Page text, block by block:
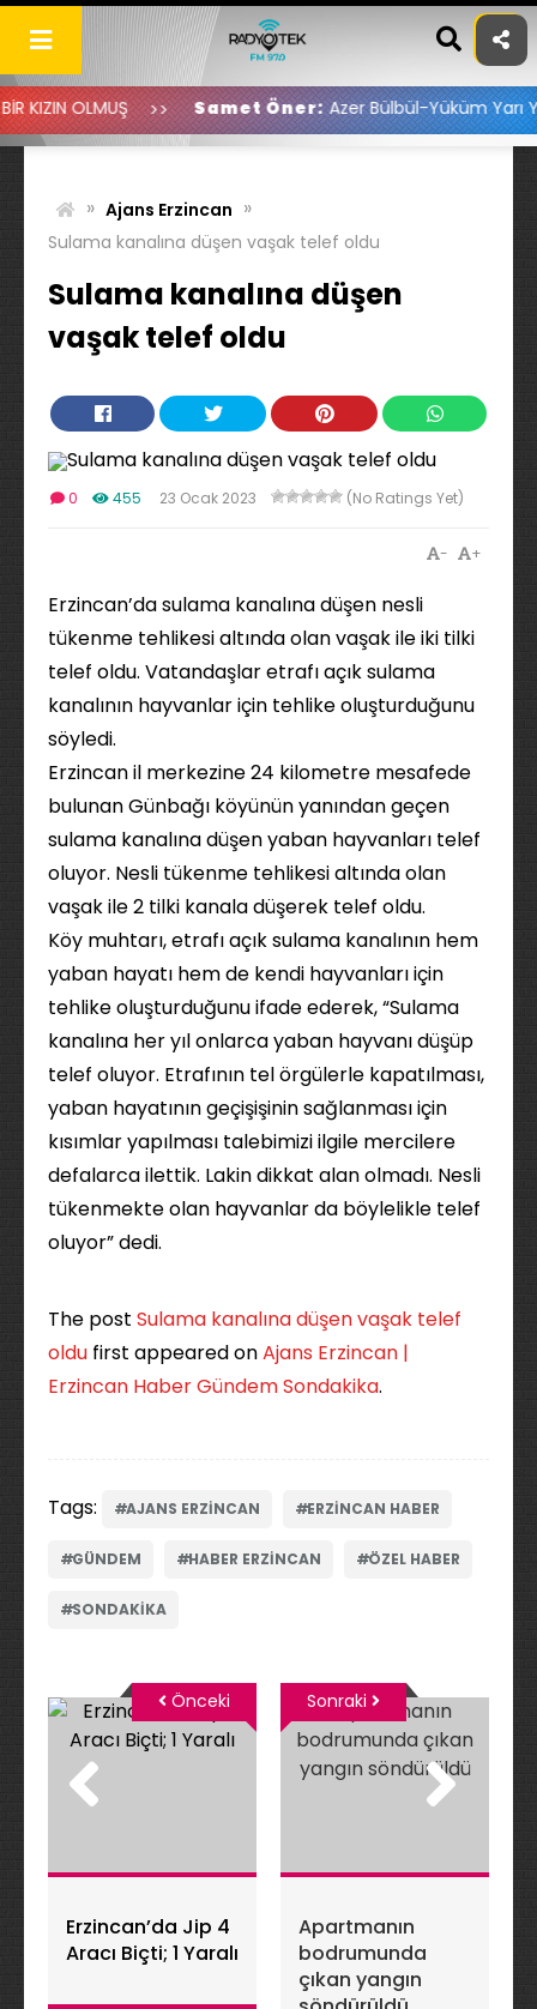
Skip
content
Samet Öner:Azer Bülbül-Yüküm Yarı Yolda Kaldı
» Ajans Erzincan »
Sulama kanalına düşen vaşak telef oldu
Sulama kanalına düşen
vaşak telef oldu
0 455 23 Ocak 2023 (No Ratings Yet)
+
-
Erzincan’da sulama kanalına düşen nesli
tükenme tehlikesi altında olan vaşak ile iki tilki
telef oldu. Vatandaşlar etrafı açık sulama
kanalının hayvanlar için tehlike oluşturduğunu
söyledi.
Erzincan il merkezine 24 kilometre mesafede
bulunan Günbağı köyünün yanından geçen
sulama kanalına düşen yaban hayvanları telef
oluyor. Nesli tükenme tehlikesi altında olan
vaşak ile 2 tilki kanala düşerek telef oldu.
Köy muhtarı, etrafı açık sulama kanalının hem
yaban hayatı hem de kendi hayvanları için
tehlike oluşturduğunu ifade ederek, “Sulama
kanalına her yıl onlarca yaban hayvanı düşüp
telef oluyor. Etrafının tel örgülerle kapatılması,
yaban hayatının geçişişinin sağlanması için
kısımlar yapılması talebimizi ilgile mercilere
defalarca ilettik. Lakin dikkat alan olmadı. Nesli
tükenmekte olan hayvanlar da böylelikle telef
oluyor” dedi.
The post Sulama kanalına düşen vaşak telef
oldu first appeared onAjans Erzincan |
Erzincan Haber Gündem Sondakika.
Tags: AJANS ERZINCAN ERZINCAN HABER
GÜNDEM HABER ERZINCAN ÖZEL HABER
SONDAKIKA
Erzincan’da Jip 4
Aracı Biçti; 1 Yaralı
Önceki
Apartmanın
bodrumunda
çıkan yangın
Sonraki